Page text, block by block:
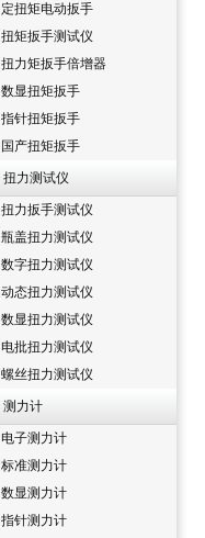
定扭矩电动扳手
扭矩扳手测试仪
扭力矩扳手倍增器
数显扭矩扳手
指针扭矩扳手
国产扭矩扳手
扭力测试仪
扭力扳手测试仪
瓶盖扭力测试仪
数字扭力测试仪
动态扭力测试仪
数显扭力测试仪
电批扭力测试仪
螺丝扭力测试仪
测力计
电子测力计
标准测力计
数显测力计
指针测力计